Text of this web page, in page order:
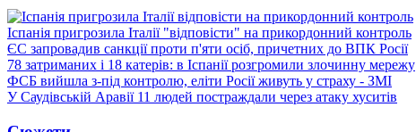
Іспанія пригрозила Італії "відповісти" на прикордонний контроль
ЄС запровадив санкції проти п'яти осіб, причетних до ВПК Росії
78 затриманих і 18 катерів: в Іспанії розгромили злочинну мережу
ФСБ вийшла з-під контролю, еліти Росії живуть у страху - ЗМІ
У Саудівській Аравії 11 людей постраждали через атаку хуситів